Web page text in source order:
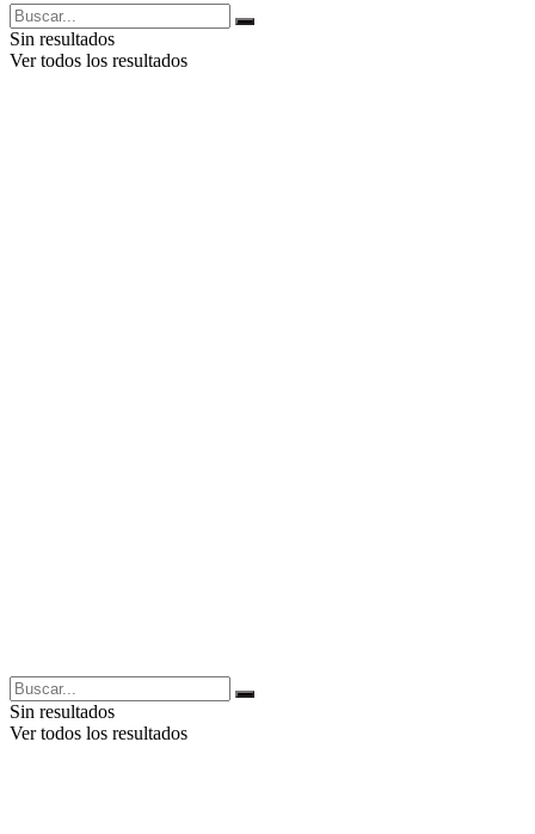
Sin resultados
Ver todos los resultados
Sin resultados
Ver todos los resultados